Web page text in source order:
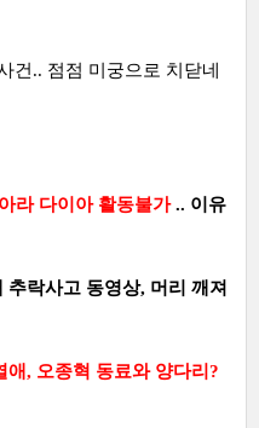
건.. 점점 미궁으로 치닫네
라 다이아 활동불가.. 이유
락사고 동영상, 머리 깨져
애, 오종혁 동료와 양다리?